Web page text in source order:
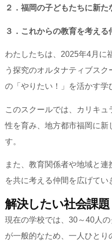
２．福岡の子どもたちに新た
３．これからの教育を考える
わたしたちは、2025年4月に
う探究のオルタナティブス
の「やりたい！」を活かす学
このスクールでは、カリキ
性を育み、地方都市福岡に新
す。
また、教育関係者や地域と
を共に考える仲間を広げてい
解決したい社会課題
現在の学校では、30～40人
が一般的なため、一人ひと